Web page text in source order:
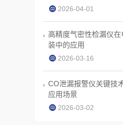
2026-04-01
高精度气密性检漏仪在
装中的应用
2026-03-16
CO泄漏报警仪关键技
应用场景
2026-03-02